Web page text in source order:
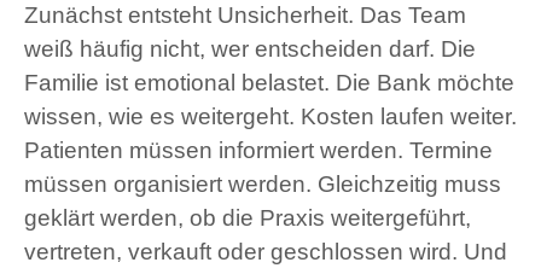
Zunächst entsteht Unsicherheit. Das Team
weiß häufig nicht, wer entscheiden darf. Die
Familie ist emotional belastet. Die Bank möchte
wissen, wie es weitergeht. Kosten laufen weiter.
Patienten müssen informiert werden. Termine
müssen organisiert werden. Gleichzeitig muss
geklärt werden, ob die Praxis weitergeführt,
vertreten, verkauft oder geschlossen wird. Und